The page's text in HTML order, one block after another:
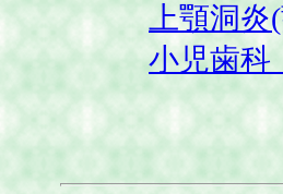
上顎洞
小児歯科